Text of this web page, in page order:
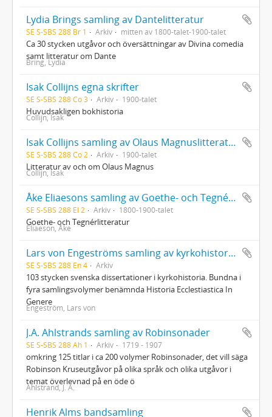
Lydia Brings samling av Dantelitteratur
SE S-SBS 288 Br 1 Arkiv mitten av 1800-talet-1900-talet
Ca 30 stycken utgåvor och översättningar av Divina comedia
samt litteratur om Dante
Bring, Lydia
Isak Collijns egna skrifter
SE S-SBS 288 Co 3 Arkiv 1900-talet
Huvudsakligen bokhistoria
Collijn, Isak
Isak Collijns samling av Olaus Magnuslitteratur
SE S-SBS 288 Co 2 Arkiv 1900-talet
Litteratur av och om Olaus Magnus
Collijn, Isak
Åke Eliaesons samling av Goethe- och Tegnérlitteratur
SE S-SBS 288 El 2 Arkiv 1800-1900-talet
Goethe- och Tegnérlitteratur
Eliaeson, Åke
Lars von Engeströms samling av kyrkohistoriska dissertationer
SE S-SBS 288 En 4 Arkiv
103 stycken svenska dissertationer i kyrkohistoria. Bundna i
fyra samlingsvolymer benämnda Historia Ecclestiastica In
Genere
Engeström, Lars von
J.A. Ahlstrands samling av Robinsonader
SE S-SBS 288 Ah 1 Arkiv 1719 - 1907
omkring 125 titlar i ca 200 volymer Robinsonader, det vill säga
Robinson Kruseutgåvor på olika språk och olika utgåvor i
temat överlevnad på en öde ö
Ahlstrand, J. A.
Henrik Alms bandsamling